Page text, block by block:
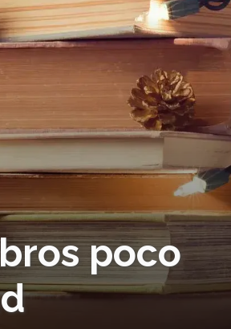
poco